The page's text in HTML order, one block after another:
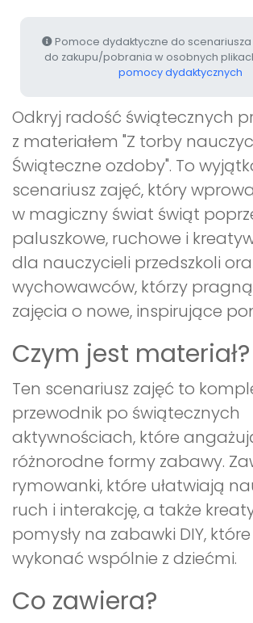
Pomoce dydaktyczne do
do zakupu/pobrania w osobnych
pomocy dydaktycznych
Odkryj radość świątecznych
z materiałem "Z torby
Świąteczne ozdoby". To
scenariusz zajęć, który
w magiczny świat świąt
paluszkowe, ruchowe i
dla nauczycieli przedszkoli
wychowawców, którzy
zajęcia o nowe, inspirujące
Czym jest materiał?
Ten scenariusz zajęć to
przewodnik po świątecznych
aktywnościach, które
różnorodne formy zabawy.
rymowanki, które ułatwiają
ruch i interakcję, a także
pomysły na zabawki DIY,
wykonać wspólnie z dziećmi.
Co zawiera?